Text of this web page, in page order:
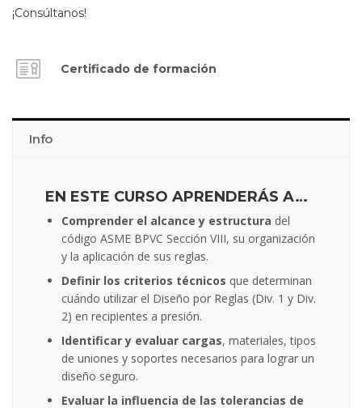
¡Consúltanos!
Certificado de formación
Info
EN ESTE CURSO APRENDERÁS A…
Comprender el alcance y estructura del
código ASME BPVC Sección VIII, su organización
y la aplicación de sus reglas.
Definir los criterios técnicos que determinan
cuándo utilizar el Diseño por Reglas (Div. 1 y Div.
2) en recipientes a presión.
Identificar y evaluar cargas, materiales, tipos
de uniones y soportes necesarios para lograr un
diseño seguro.
Evaluar la influencia de las tolerancias de